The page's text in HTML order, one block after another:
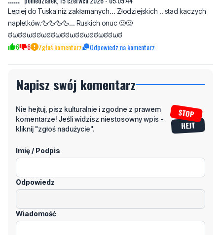
6 6 Zgłoś komentarz Odpowiedz na komentarz
Napisz swój komentarz
komentarze! Jeśli widzisz niestosowny wpis -
kliknij "zgłoś nadużycie".
Imię / Podpis
Odpowiedz
Wiadomość